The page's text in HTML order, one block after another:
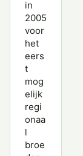
in
2005
voor
het
eers
t
mog
elijk
regi
onaa
l
broe